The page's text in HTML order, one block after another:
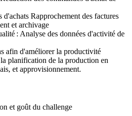
d'achats Rapprochement des factures
et archivage
: Analyse des données d'activité de
afin d'améliorer la productivité
planification de la production en
et approvisionnement.
et goût du challenge